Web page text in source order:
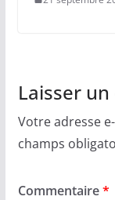
Laisser
Votre adresse
champs
Commentaire*